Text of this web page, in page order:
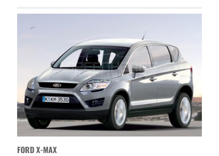
FORD X-MAX